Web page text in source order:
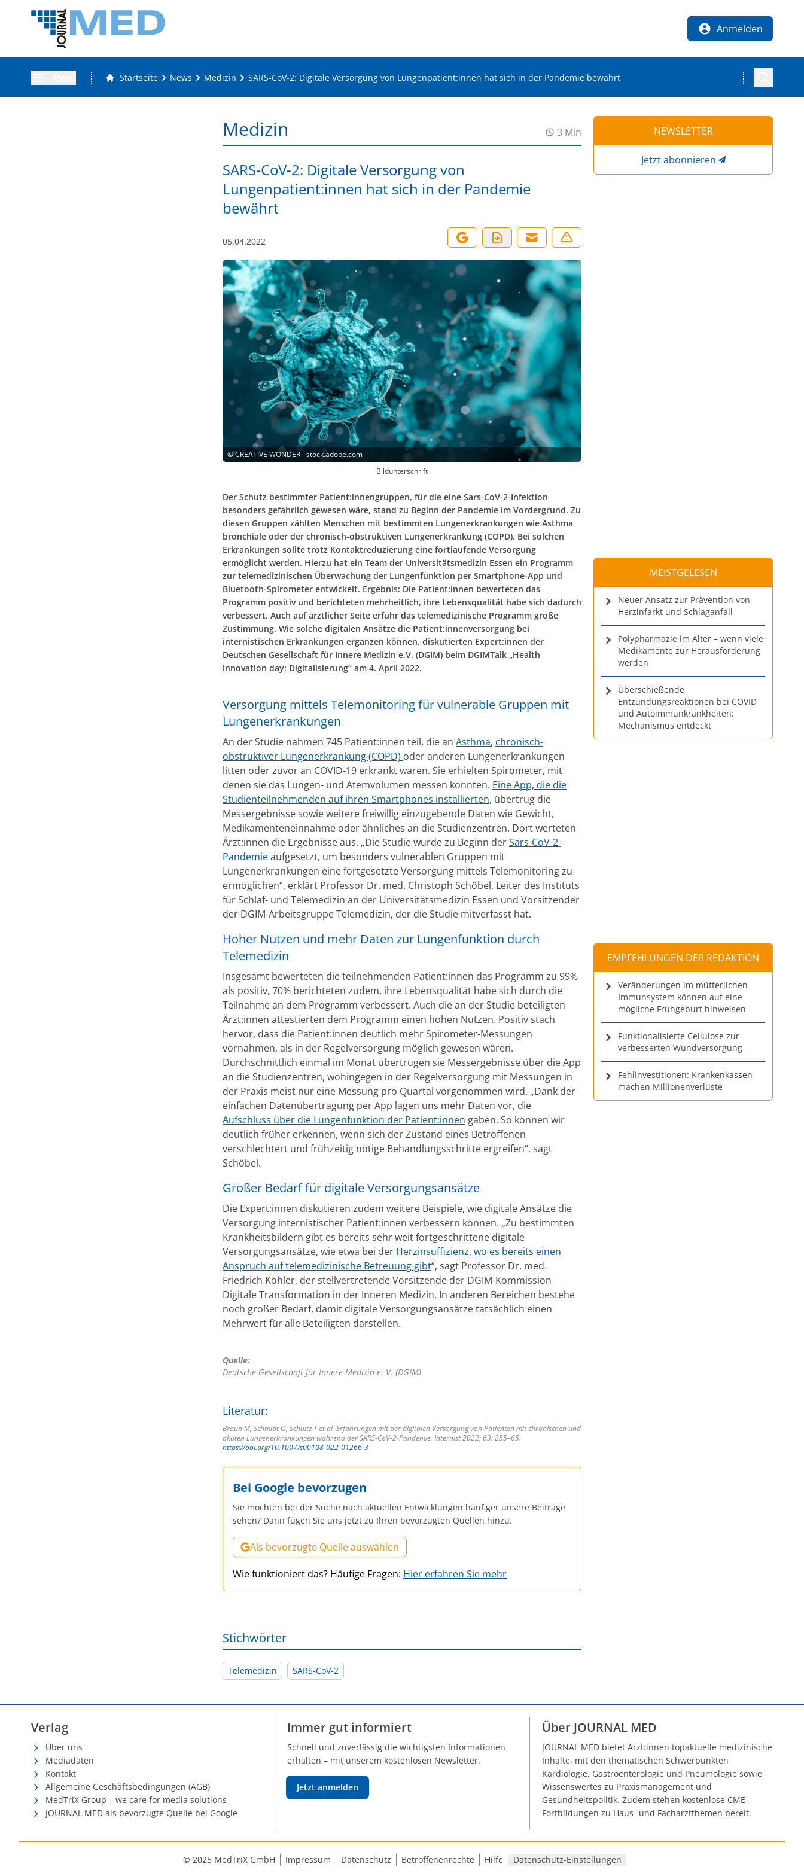
Anmelden
Startseite News Medizin SARS-CoV-2: Digitale Versorgung von Lungenpatient:innen hat sich in der Pandemie bewährt
Medizin 3 Min
SARS-CoV-2: Digitale Versorgung von
Lungenpatient:innen hat sich in der Pandemie
bewährt
05.04.2022
©CREATIVE WONDER - stock.adobe.com
Bildunterschrift
Der Schutz bestimmter Patient:innengruppen, für die eine Sars-CoV-2-Infektion
besonders gefährlich gewesen wäre, stand zu Beginn der Pandemie im Vordergrund. Zu
diesen Gruppen zählten Menschen mit bestimmten Lungenerkrankungen wie Asthma
bronchiale oder der chronisch-obstruktiven Lungenerkrankung (COPD). Bei solchen
Erkrankungen sollte trotz Kontaktreduzierung eine fortlaufende Versorgung
ermöglicht werden. Hierzu hat ein Team der Universitätsmedizin Essen ein Programm
zur telemedizinischen Überwachung der Lungenfunktion per Smartphone-App und
Bluetooth-Spirometer entwickelt. Ergebnis: Die Patient:innen bewerteten das
Programm positiv und berichteten mehrheitlich, ihre Lebensqualität habe sich dadurch
verbessert. Auch auf ärztlicher Seite erfuhr das telemedizinische Programm große
Zustimmung. Wie solche digitalen Ansätze die Patient:innenversorgung bei
internistischen Erkrankungen ergänzen können, diskutierten Expert:innen der
Deutschen Gesellschaft für Innere Medizin e.V. (DGIM) beim DGIMTalk „Health
innovation day: Digitalisierung“ am 4. April 2022.
Versorgung mittels Telemonitoring für vulnerable Gruppen mit
Lungenerkrankungen
An der Studie nahmen 745 Patient:innen teil, die an Asthma, chronisch-
obstruktiver Lungenerkrankung (COPD) oder anderen Lungenerkrankungen
litten oder zuvor an COVID-19 erkrankt waren. Sie erhielten Spirometer, mit
denen sie das Lungen- und Atemvolumen messen konnten. Eine App, die die
Studienteilnehmenden auf ihren Smartphones installierten, übertrug die
Messergebnisse sowie weitere freiwillig einzugebende Daten wie Gewicht,
Medikamenteneinnahme oder ähnliches an die Studienzentren. Dort werteten
Ärzt:innen die Ergebnisse aus. „Die Studie wurde zu Beginn derSars-CoV-2-
Pandemieaufgesetzt, um besonders vulnerablen Gruppen mit
Lungenerkrankungen eine fortgesetzte Versorgung mittels Telemonitoring zu
ermöglichen“, erklärt Professor Dr. med. Christoph Schöbel, Leiter des Instituts
für Schlaf- und Telemedizin an der Universitätsmedizin Essen und Vorsitzender
der DGIM-Arbeitsgruppe Telemedizin, der die Studie mitverfasst hat.
Hoher Nutzen und mehr Daten zur Lungenfunktion durch
Telemedizin
Insgesamt bewerteten die teilnehmenden Patient:innen das Programm zu 99%
als positiv, 70% berichteten zudem, ihre Lebensqualität habe sich durch die
Teilnahme an dem Programm verbessert. Auch die an der Studie beteiligten
Ärzt:innen attestierten dem Programm einen hohen Nutzen. Positiv stach
hervor, dass die Patient:innen deutlich mehr Spirometer-Messungen
vornahmen, als in der Regelversorgung möglich gewesen wären.
Durchschnittlich einmal im Monat übertrugen sie Messergebnisse über die App
an die Studienzentren, wohingegen in der Regelversorgung mit Messungen in
der Praxis meist nur eine Messung pro Quartal vorgenommen wird. „Dank der
einfachen Datenübertragung per App lagen uns mehr Daten vor, die
Aufschluss über die Lungenfunktion der Patient:innen gaben. So können wir
deutlich früher erkennen, wenn sich der Zustand eines Betroffenen
verschlechtert und frühzeitig nötige Behandlungsschritte ergreifen“, sagt
Schöbel.
Großer Bedarf für digitale Versorgungsansätze
Die Expert:innen diskutieren zudem weitere Beispiele, wie digitale Ansätze die
Versorgung internistischer Patient:innen verbessern können. „Zu bestimmten
Krankheitsbildern gibt es bereits sehr weit fortgeschrittene digitale
Versorgungsansätze, wie etwa bei der Herzinsuffizienz, wo es bereits einen
Anspruch auf telemedizinische Betreuung gibt“, sagt Professor Dr. med.
Friedrich Köhler, der stellvertretende Vorsitzende der DGIM-Kommission
Digitale Transformation in der Inneren Medizin. In anderen Bereichen bestehe
noch großer Bedarf, damit digitale Versorgungsansätze tatsächlich einen
Mehrwert für alle Beteiligten darstellen.
Quelle:
Deutsche Gesellschaft für Innere Medizin e. V. (DGIM)
Literatur:
Braun M, Schmidt O, Schultz T et al. Erfahrungen mit der digitalen Versorgung von Patienten mit chronischen und
akuten Lungenerkrankungen während der SARS-CoV-2-Pandemie. Internist 2022; 63: 255–65.
https://doi.org/10.1007/s00108-022-01266-3
Bei Google bevorzugen
Sie möchten bei der Suche nach aktuellen Entwicklungen häufiger unsere Beiträge
sehen? Dann fügen Sie uns jetzt zu Ihren bevorzugten Quellen hinzu.
Als bevorzugte Quelle auswählen
Wie funktioniert das? Häufige Fragen: Hier erfahren Sie mehr
Stichwörter
Telemedizin SARS-CoV-2
NEWSLETTER
Jetzt abonnieren
MEISTGELESEN
Neuer Ansatz zur Prävention von
Herzinfarkt und Schlaganfall
Polypharmazie im Alter – wenn viele
Medikamente zur Herausforderung
werden
Überschießende
Entzündungsreaktionen bei COVID
und Autoimmunkrankheiten:
Mechanismus entdeckt
EMPFEHLUNGEN DER REDAKTION
Veränderungen im mütterlichen
Immunsystem können auf eine
mögliche Frühgeburt hinweisen
Funktionalisierte Cellulose zur
verbesserten Wundversorgung
Fehlinvestitionen: Krankenkassen
machen Millionenverluste
Verlag
Über uns
Mediadaten
Kontakt
Allgemeine Geschäftsbedingungen (AGB)
MedTriX Group – we care for media solutions
JOURNAL MED als bevorzugte Quelle bei Google
Immer gut informiert
Schnell und zuverlässig die wichtigsten Informationen
erhalten – mit unserem kostenlosen Newsletter.
Jetzt anmelden
Über JOURNAL MED
JOURNAL MED bietet Ärzt:innen topaktuelle medizinische
Inhalte, mit den thematischen Schwerpunkten
Kardiologie, Gastroenterologie und Pneumologie sowie
Wissenswertes zu Praxismanagement und
Gesundheitspolitik. Zudem stehen kostenlose CME-
Fortbildungen zu Haus- und Facharztthemen bereit.
© 2025 MedTriX GmbH Impressum Datenschutz Betroffenenrechte Hilfe Datenschutz-Einstellungen